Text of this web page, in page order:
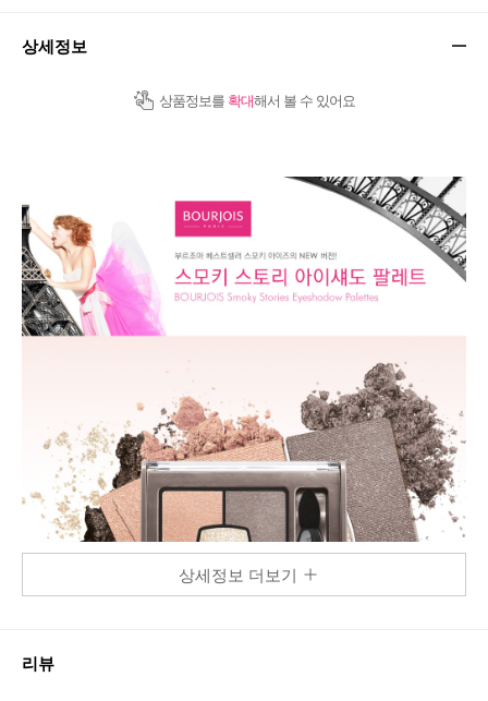
상세정보
상품정보를 확대해서 볼 수 있어요
상세정보 더보기
리뷰